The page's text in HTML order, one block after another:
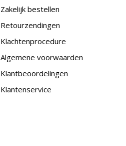
Zakelijk bestellen
Retourzendingen
Klachtenprocedure
Algemene voorwaarden
Klantbeoordelingen
Klantenservice